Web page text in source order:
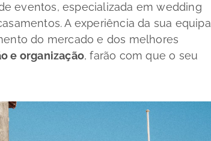
eventos, especializada em wedding
A experiência da sua equipa
do mercado e dos melhores
e organização, farão com que o seu